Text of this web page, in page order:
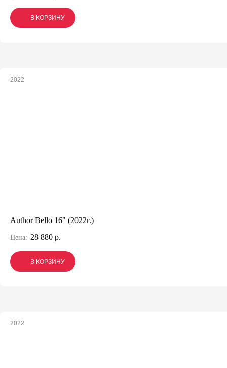
В КОРЗИНУ
В КОРЗИНУ
В КОРЗИНУ
2022
Author Bello 16" (2022г.)
Цена: 28 880 р.
В КОРЗИНУ
В КОРЗИНУ
В КОРЗИНУ
2022